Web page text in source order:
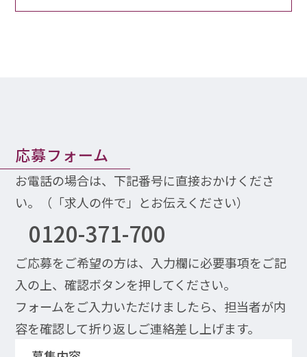
応募フォーム
お電話の場合は、下記番号に直接おかけくださ
い。（「求人の件で」とお伝えください）
0120-371-700
ご応募をご希望の方は、入力欄に必要事項をご記
入の上、確認ボタンを押してください。
フォームをご入力いただけましたら、担当者が内
容を確認して折り返しご連絡差し上げます。